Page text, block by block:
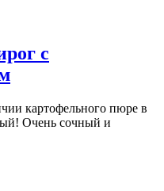
с
картофельного пюре в
Очень сочный и